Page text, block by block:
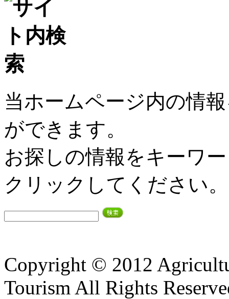
当ホームページ内の情
ができます。
お探しの情報をキーワ
クリックしてください。
Copyright © 2012
Tourism All Rights